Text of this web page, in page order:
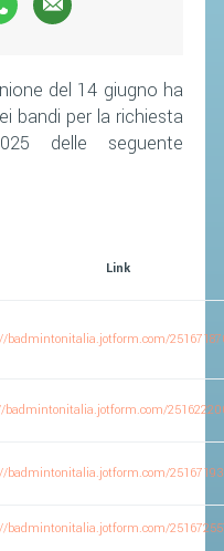
del 14 giugno ha
bandi per la richiesta
delle seguente
Link
badmintonitalia.jotform.com/
badmintonitalia.jotform.com/
badmintonitalia.jotform.com/
badmintonitalia.jotform.com/